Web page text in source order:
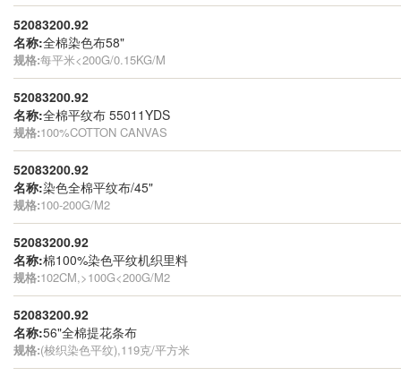
52083200.92
名称:全棉染色布58"
规格:每平米<200G/0.15KG/M
52083200.92
名称:全棉平纹布 55011YDS
规格:100%COTTON CANVAS
52083200.92
名称:染色全棉平纹布/45"
规格:100-200G/M2
52083200.92
名称:棉100%染色平纹机织里料
规格:102CM,>100G<200G/M2
52083200.92
名称:56"全棉提花条布
规格:(梭织染色平纹),119克/平方米